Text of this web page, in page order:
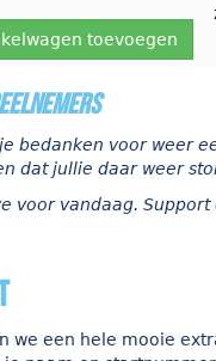
toevoegen
bedanken voor weer
dat jullie daar weer
voor vandaag.
we een hele mooie